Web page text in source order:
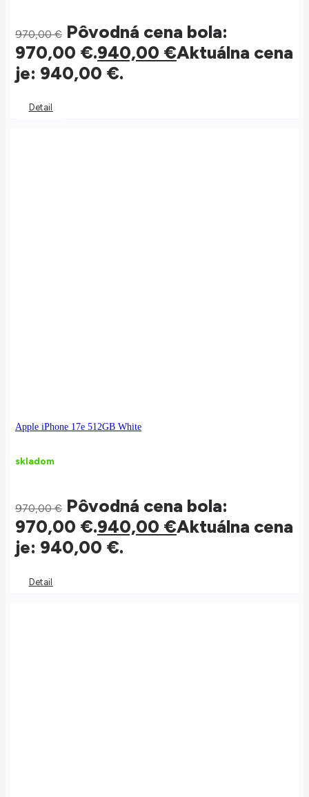
970,00€ Pôvodná cena bola:
970,00 €.940,00 €Aktuálna cena
je: 940,00 €.
Detail
Apple iPhone 17e 512GB White
skladom
970,00€ Pôvodná cena bola:
970,00 €.940,00 €Aktuálna cena
je: 940,00 €.
Detail